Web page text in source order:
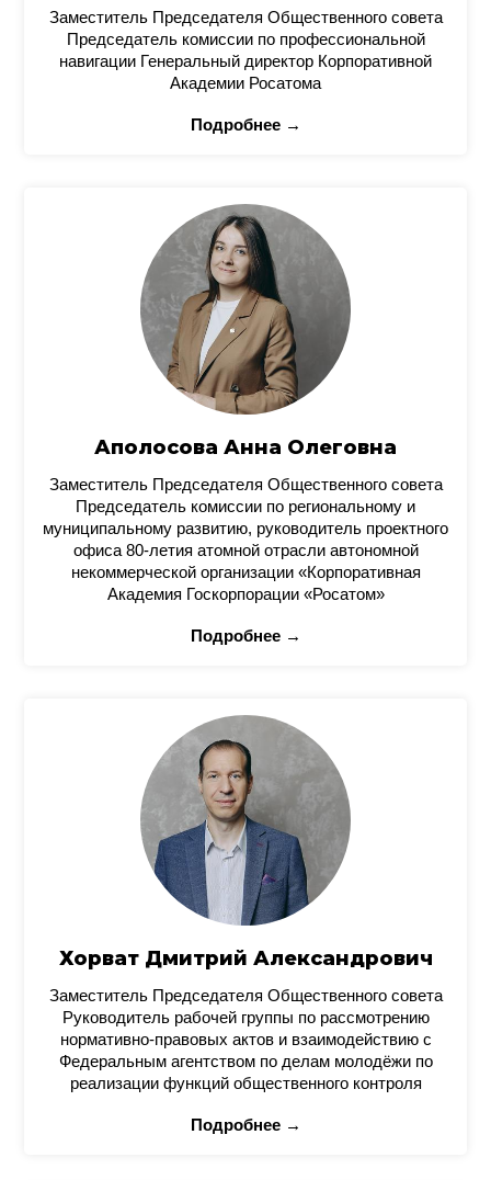
Заместитель Председателя Общественного совета
Председатель комиссии по профессиональной
навигации Генеральный директор Корпоративной
Академии Росатома
Подробнее →
Аполосова Анна Олеговна
Заместитель Председателя Общественного совета
Председатель комиссии по региональному и
муниципальному развитию, руководитель проектного
офиса 80-летия атомной отрасли автономной
некоммерческой организации «Корпоративная
Академия Госкорпорации «Росатом»
Подробнее →
Хорват Дмитрий Александрович
Заместитель Председателя Общественного совета
Руководитель рабочей группы по рассмотрению
нормативно-правовых актов и взаимодействию с
Федеральным агентством по делам молодёжи по
реализации функций общественного контроля
Подробнее →